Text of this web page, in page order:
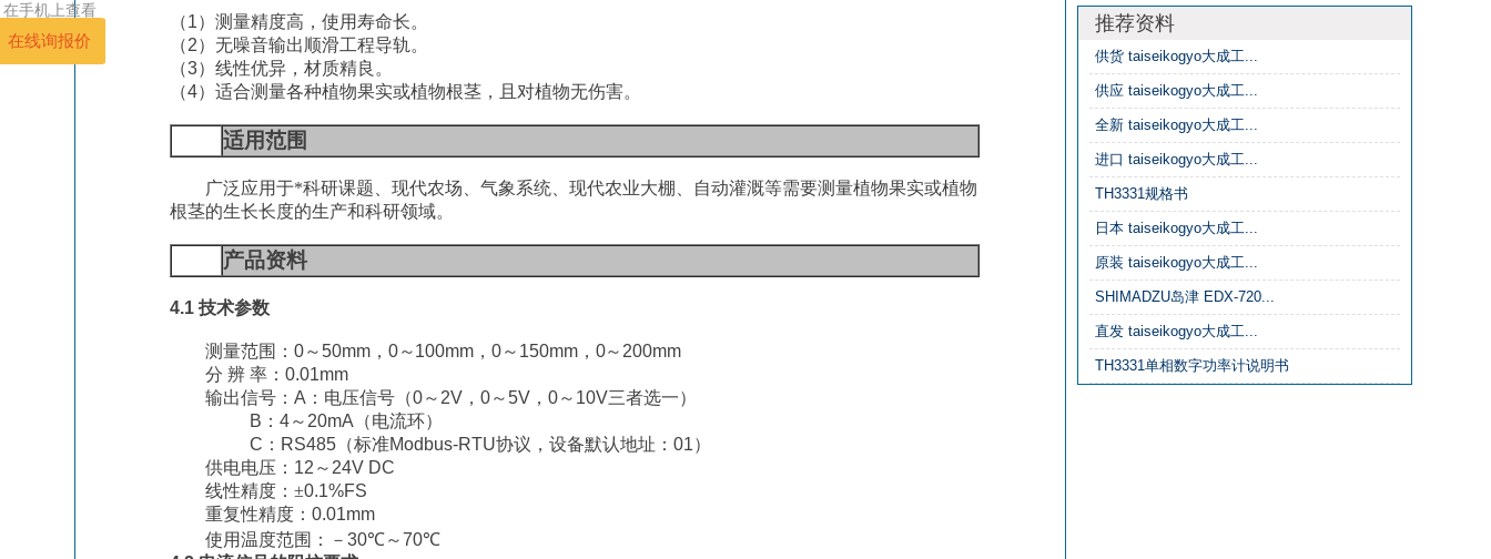
（1）测量精度高，使用寿命长。
（2）无噪音输出顺滑工程导轨。
（3）线性优异，材质精良。
（4） 适合测量各种植物果实或植物根茎 ， 且对植物无伤害。
适用范围
广泛应用于*科研课题 现代农场 气象系统 现代农业大棚 自动灌溉等需要测量植物果实或植物
根茎的生长长度的生产和科研领域。
产品资料
4.1 技术参数
测量范围： 0～ 50mm， 0～100mm ，0～ 150mm， 0～ 200mm
分 辨 率： 0.01mm
输出信号： A ：电压信号（0～ 2V， 0～ 5V， 0～ 10V三者选一）
B ： 4～ 20mA （电流环）
C ： RS485（标准Modbus-RTU协议，设备默认地址： 01）
供电电压： 12 ～ 24V DC
线性精度： ±0.1%FS
重复性精度： 0.01mm
使用温度范围：－ 30℃～70℃
推荐资料
供货 taiseikogyo大成工‌...
供应 taiseikogyo大成工‌...
全新 taiseikogyo大成工‌...
进口 taiseikogyo大成工‌...
TH3331规格书
日本 taiseikogyo大成工‌...
原装 taiseikogyo大成工‌...
SHIMADZU岛津 EDX-720...
直发 taiseikogyo大成工‌...
TH3331单相数字功率计说明书
在手机上查看